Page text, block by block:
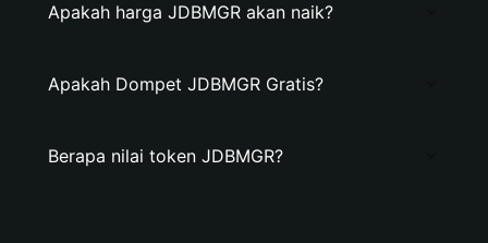
Apakah harga JDBMGR akan naik?
Apakah Dompet JDBMGR Gratis?
Berapa nilai token JDBMGR?